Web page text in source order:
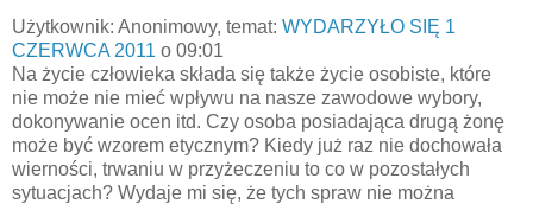
Użytkownik: Anonimowy, temat: WYDARZYŁO SIĘ 1
CZERWCA 2011 o 09:01
Na życie człowieka składa się także życie osobiste, które
nie może nie mieć wpływu na nasze zawodowe wybory,
dokonywanie ocen itd. Czy osoba posiadająca drugą żonę
może być wzorem etycznym? Kiedy już raz nie dochowała
wierności, trwaniu w przyżeczeniu to co w pozostałych
sytuacjach? Wydaje mi się, że tych spraw nie można